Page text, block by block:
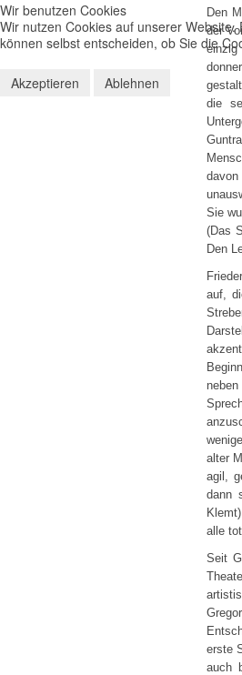
Den
der
die
Sie
(Das
Den
auf,
alter
agil,
dann
alle
Seit
erste
auch
Wir benutzen Cookies
Wir nutzen Cookies auf unserer
können selbst entscheiden, ob Sie die
Akzeptieren
Ablehnen